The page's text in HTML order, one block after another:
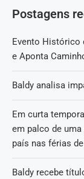
Postagens
Evento Histórico
e Aponta
Baldy analisa
Em curta
em palco de
país nas férias
Baldy recebe